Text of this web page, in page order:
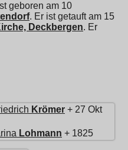
geboren am 10
. Er ist getauft am 15
Deckbergen. Er
Krömer + 27 Okt
Lohmann + 1825